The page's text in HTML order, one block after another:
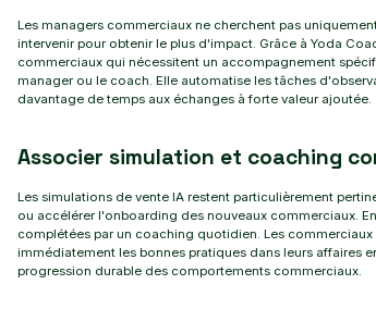
Les managers commerciaux ne cherchent pas
intervenir pour obtenir le plus d'impact. Grâce à Yoda
commerciaux qui nécessitent un accompagnement
manager ou le coach. Elle automatise les tâches
davantage de temps aux échanges à forte valeur ajoutée.
Associer simulation et coaching
Les simulations de vente IA restent particulièrement
ou accélérer l'onboarding des nouveaux commerciaux.
complétées par un coaching quotidien. Les
immédiatement les bonnes pratiques dans leurs affaires
progression durable des comportements commerciaux.